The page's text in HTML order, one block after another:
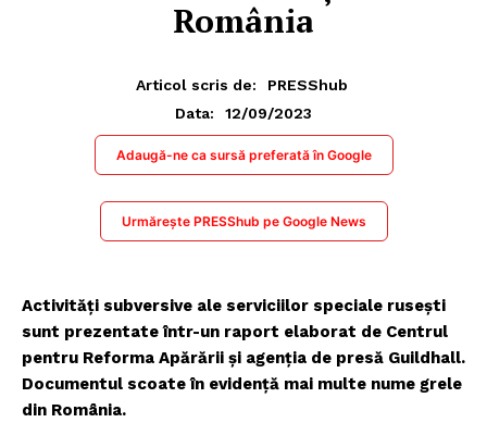
România
Articol scris de:
PRESShub
Data:
12/09/2023
Adaugă-ne ca sursă preferată în Google
Urmărește PRESShub pe Google News
Activități subversive ale serviciilor speciale rusești
sunt prezentate într-un raport elaborat de Centrul
pentru Reforma Apărării și agenția de presă Guildhall.
Documentul scoate în evidență mai multe nume grele
din România.